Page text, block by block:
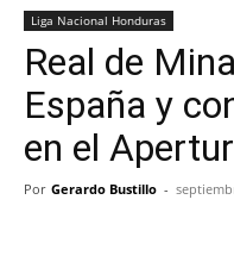
Liga Nacional Honduras
Real de
España y
en el
Por Gerardo Bustillo -